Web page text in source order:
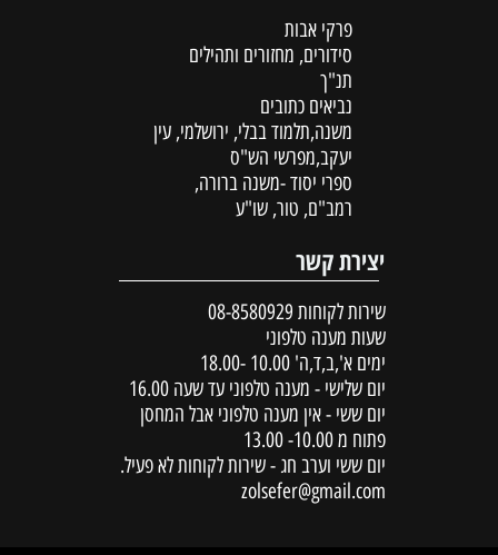
פרקי אבות
סידורים, מחזורים ותהילים
תנ"ך
נביאים כתובים
משנה,תלמוד בבלי, ירושלמי, עין
יעקב,מפרשי הש"ס
ספרי יסוד -משנה ברורה,
רמב"ם, טור, שו"ע
יצירת קשר
שירות לקוחות 08-8580929
שעות מענה טלפוני
ימים א',ב,ד,ה' 10.00 -18.00
יום שלישי - מענה טלפוני עד שעה 16.00
יום ששי - אין מענה טלפוני אבל המחסן
פתוח מ 10.00- 13.00
יום ששי וערב חג - שירות לקוחות לא פעיל.
zolsefer@gmail.com